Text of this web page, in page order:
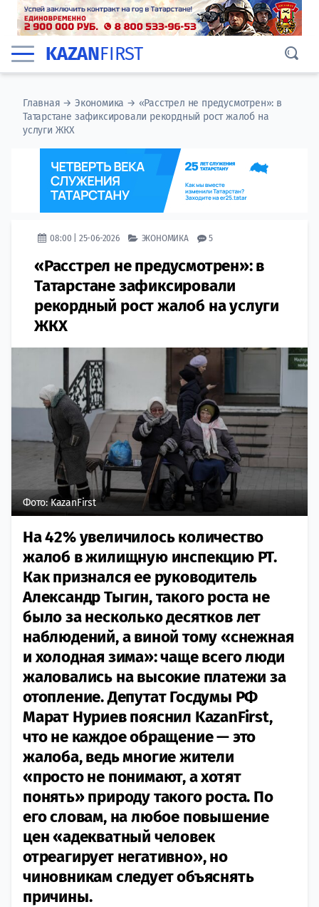
KAZANFIRST
Главная →Экономика → «Расстрел не предусмотрен»: в
Татарстане зафиксировали рекордный рост жалоб на
услуги ЖКХ
08:00 | 25-06-2026 ЭКОНОМИКА 5
«Расстрел не предусмотрен»: в
Татарстане зафиксировали
рекордный рост жалоб на услуги
ЖКХ
Фото: KazanFirst
На 42% увеличилось количество
жалоб в жилищную инспекцию РТ.
Как признался ее руководитель
Александр Тыгин, такого роста не
было за несколько десятков лет
наблюдений, а виной тому «снежная
и холодная зима»: чаще всего люди
жаловались на высокие платежи за
отопление. Депутат Госдумы РФ
Марат Нуриев пояснил KazanFirst,
что не каждое обращение — это
жалоба, ведь многие жители
«просто не понимают, а хотят
понять» природу такого роста. По
его словам, на любое повышение
цен «адекватный человек
отреагирует негативно», но
чиновникам следует объяснять
причины.